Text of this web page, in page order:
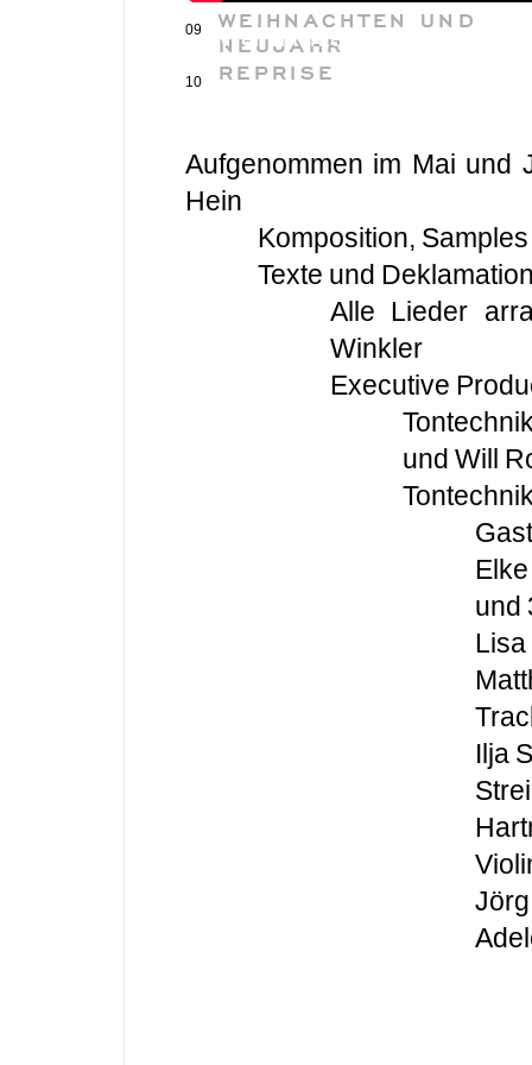
09
WEIHNACHTEN UND
NEUJAHR
Weihnachten und Neujahr
10 REPRISE
Aufgenommen im Mai und
Hein
Komposition,
Texte und
Alle Lieder
Winkler
Executive
und Will
und
Ilja